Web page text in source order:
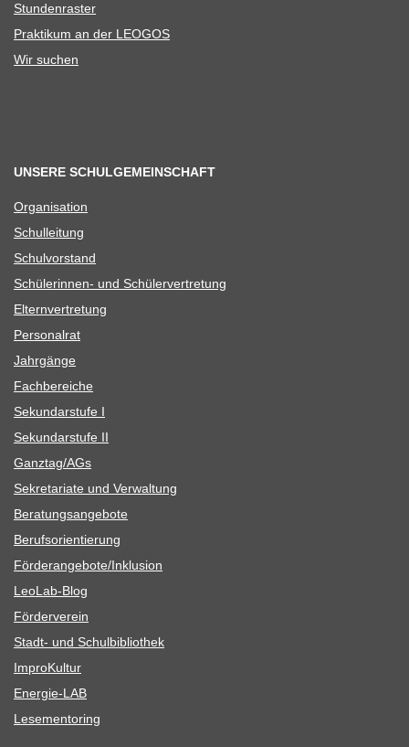
Stun­den­ras­ter
Prak­ti­kum an der LEOGOS
Wir suchen
UNSERE SCHULGEMEINSCHAFT
Orga­ni­sa­tion
Schul­lei­tung
Schul­vor­stand
Schü­le­rin­nen- und Schülervertretung
Eltern­ver­tre­tung
Per­so­nal­rat
Jahr­gänge
Fach­be­rei­che
Sekun­dar­stufe I
Sekun­dar­stufe II
Ganztag/​​AGs
Sekre­ta­riate und Verwaltung
Bera­tungs­an­ge­bote
Berufs­ori­en­tie­rung
Förderangebote/​​Inklusion
Leo­Lab-Blog
För­der­ver­ein
Stadt- und Schulbibliothek
Impro­Kul­tur
Ener­­gie-LAB
Lese­men­to­ring